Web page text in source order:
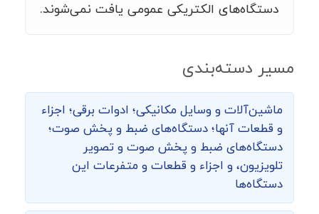
دستگاه‌های الکتریکی عمومی یافت نمی‌شوند.
مسیر دسته‌بندی
ماشین‌‌آلات و وسایل مکانیکی؛ ادوات برقی؛ اجزاء
و قطعات آنها؛ دستگاه‌های ضبط و پخش صوت؛
دستگاه‌های ضبط و پخش صوت و تصویر
تلویزیون، و اجزاء و قطعات و متفرعات این
دستگاه‌ها